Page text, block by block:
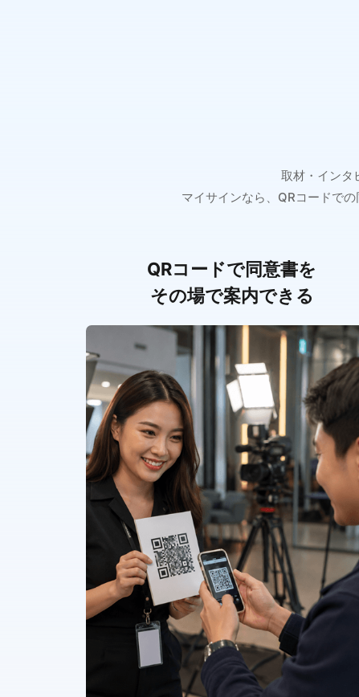
取材・インタ
マイサインなら、QRコードで
QRコードで同意書を
その場で案内できる